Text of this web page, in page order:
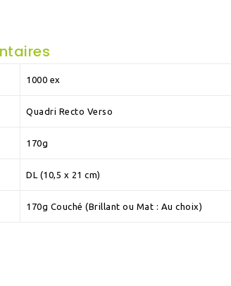
1000 ex
Quadri Recto Verso
170g
DL (10,5 x 21 cm)
170g Couché (Brillant ou Mat : Au choix)